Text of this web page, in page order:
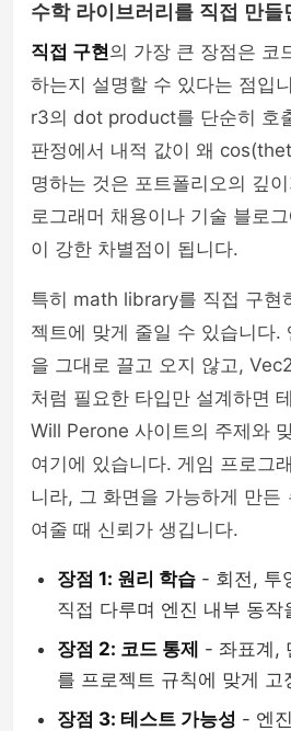
수학 라이브러리를 직접 만들
직접 구현의 가장 큰 장점은 코
하는지 설명할 수 있다는 점입
r3의 dot product를 단순히 호
판정에서 내적 값이 왜
명하는 것은 포트폴리오의 깊
로그래머 채용이나 기술 블로
이 강한 차별점이 됩니다.
특히 math library를 직접 구현
젝트에 맞게 줄일 수 있습니다.
을 그대로 끌고 오지 않고,
처럼 필요한 타입만 설계하면
Will Perone 사이트의 주제와
여기에 있습니다. 게임 프로그
니라, 그 화면을 가능하게 만든
여줄 때 신뢰가 생깁니다.
장점 1: 원리 학습 - 회전, 투
직접 다루며 엔진 내부 동작
장점 2: 코드 통제 - 좌표계,
를 프로젝트 규칙에 맞게 고
장점 3: 테스트 가능성 - 엔